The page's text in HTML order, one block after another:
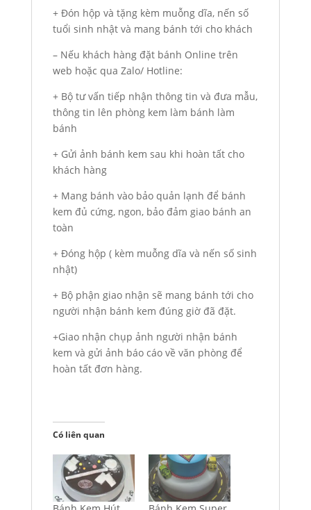
+ Đón hộp và tặng kèm muỗng dĩa, nến số
tuổi sinh nhật và mang bánh tới cho khách
– Nếu khách hàng đặt bánh Online trên
web hoặc qua Zalo/ Hotline:
+ Bộ tư vấn tiếp nhận thông tin và đưa mẫu,
thông tin lên phòng kem làm bánh làm
bánh
+ Gửi ảnh bánh kem sau khi hoàn tất cho
khách hàng
+ Mang bánh vào bảo quản lạnh để bánh
kem đủ cứng, ngon, bảo đảm giao bánh an
toàn
+ Đóng hộp ( kèm muỗng dĩa và nến số sinh
nhật)
+ Bộ phận giao nhận sẽ mang bánh tới cho
người nhận bánh kem đúng giờ đã đặt.
+Giao nhận chụp ảnh người nhận bánh
kem và gửi ảnh báo cáo về văn phòng để
hoàn tất đơn hàng.
Có liên quan